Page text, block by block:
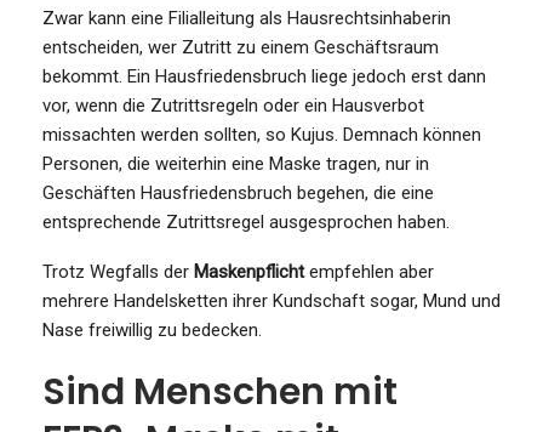
Zwar kann eine Filialleitung als Hausrechtsinhaberin
entscheiden, wer Zutritt zu einem Geschäftsraum
bekommt. Ein Hausfriedensbruch liege jedoch erst dann
vor, wenn die Zutrittsregeln oder ein Hausverbot
missachten werden sollten, so Kujus. Demnach können
Personen, die weiterhin eine Maske tragen, nur in
Geschäften Hausfriedensbruch begehen, die eine
entsprechende Zutrittsregel ausgesprochen haben.
Trotz Wegfalls der Maskenpflichtempfehlen aber
mehrere Handelsketten ihrer Kundschaft sogar, Mund und
Nase freiwillig zu bedecken.
Sind Menschen mit